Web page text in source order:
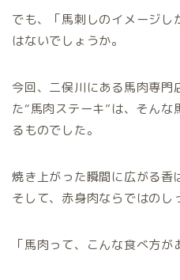
でも、「馬刺しのイメージ
はないでしょうか。
今回、二俣川にある馬肉専門
た“馬肉ステーキ”は、そん
るものでした。
焼き上がった瞬間に広がる香
そして、赤身肉ならではのし
「馬肉って、こんな食べ方が